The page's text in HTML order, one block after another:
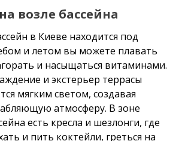
возле бассейна
в Киеве находится под
и летом вы можете плавать
и насыщаться витаминами.
и экстерьер террасы
мягким светом, создавая
атмосферу. В зоне
есть кресла и шезлонги, где
и пить коктейли, греться на